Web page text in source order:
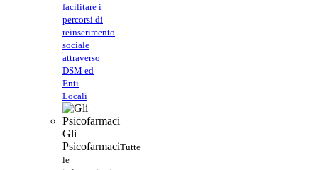
facilitare i
percorsi di
reinserimento
sociale
attraverso
DSM ed
Enti
Locali
Gli
PsicofarmaciTutte
le